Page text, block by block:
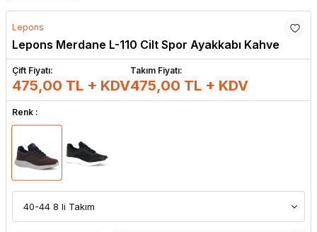
Lepons
Lepons Merdane L-110 Cilt Spor Ayakkabı Kahve
Çift Fiyatı:
475,00 TL + KDV
Takım Fiyatı:
475,00 TL + KDV
Renk :